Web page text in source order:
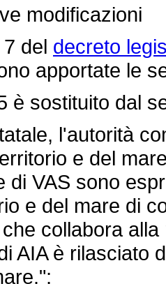
modificazioni
del decreto
apportate le
sostituito dal
l'autorità
e del
di VAS sono
e del mare di
collabora
AIA è rilasciato